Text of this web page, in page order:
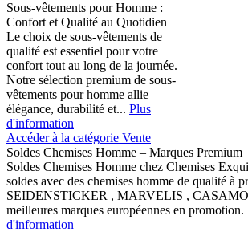
Sous-vêtements pour Homme :
Confort et Qualité au Quotidien
Le choix de sous-vêtements de
qualité est essentiel pour votre
confort tout au long de la journée.
Notre sélection premium de sous-
vêtements pour homme allie
élégance, durabilité et... Plus
d'information
Accéder à la catégorie Vente
Soldes Chemises Homme – Marques Premium
Soldes Chemises Homme chez Chemises
soldes avec des chemises homme de qualité à
SEIDENSTICKER , MARVELIS ,
meilleures marques européennes en
d'information